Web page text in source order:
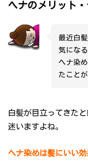
ヘナのメリット
最近白
気にな
ヘナ染
たこと
白髪が目立ってきた
迷いますよね。
ヘナ染めは髪にいい